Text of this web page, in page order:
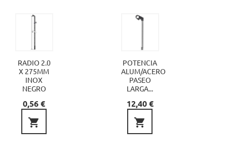
RADIO 2.0
X 275MM
INOX
NEGRO
Precio
0,56 €

POTENCIA
ALUM/ACERO
PASEO
LARGA...
Precio
12,40 €
